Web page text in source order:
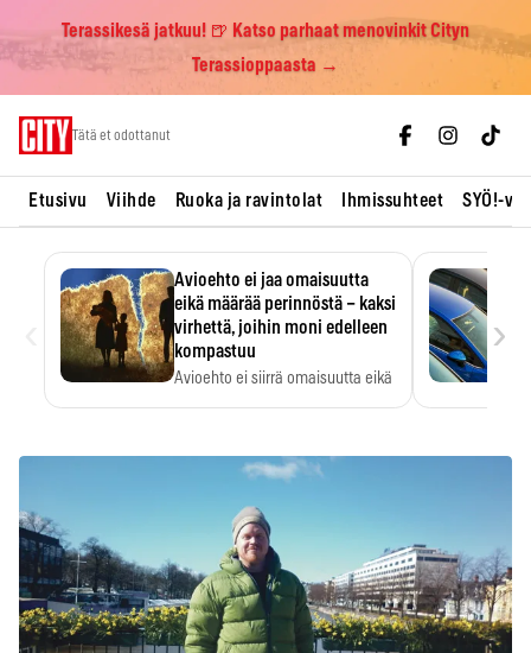
Terassikesä jatkuu! 🍺 Katso parhaat menovinkit Cityn
Terassioppaasta →
Tätä et odottanut
Etusivu Viihde Ruoka ja ravintolat Ihmissuhteet SYÖ!-
Avioehto ei jaa omaisuutta
eikä määrää perinnöstä – kaksi
virhettä, joihin moni edelleen
kompastuu
Avioehto ei siirrä omaisuutta eikä
›